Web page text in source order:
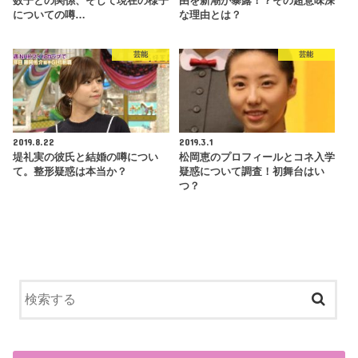
についての噂…
な理由とは？
芸能
2019.8.22
堤礼実の彼氏と結婚の噂につい
て。整形疑惑は本当か？
芸能
2019.3.1
松岡恵のプロフィールとコネ入学
疑惑について調査！初舞台はい
つ？